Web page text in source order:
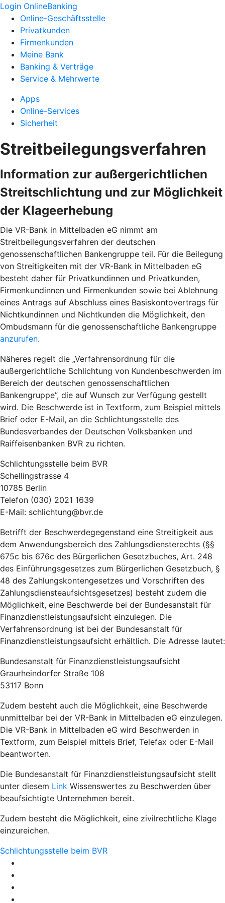
Login OnlineBanking
Online-Geschäftsstelle
Privatkunden
Firmenkunden
Meine Bank
Banking & Verträge
Service & Mehrwerte
Apps
Online-Services
Sicherheit
Streitbeilegungsverfahren
Information zur außergerichtlichen
Streitschlichtung und zur Möglichkeit
der Klageerhebung
Die VR-Bank in Mittelbaden eG nimmt am
Streitbeilegungsverfahren der deutschen
genossenschaftlichen Bankengruppe teil. Für die Beilegung
von Streitigkeiten mit der VR-Bank in Mittelbaden eG
besteht daher für Privatkundinnen und Privatkunden,
Firmenkundinnen und Firmenkunden sowie bei Ablehnung
eines Antrags auf Abschluss eines Basiskontovertrags für
Nichtkundinnen und Nichtkunden die Möglichkeit, den
Ombudsmann für die genossenschaftliche Bankengruppe
anzurufen.
Näheres regelt die „Verfahrensordnung für die
außergerichtliche Schlichtung von Kundenbeschwerden im
Bereich der deutschen genossenschaftlichen
Bankengruppe”, die auf Wunsch zur Verfügung gestellt
wird. Die Beschwerde ist in Textform, zum Beispiel mittels
Brief oder E-Mail, an die Schlichtungsstelle des
Bundesverbandes der Deutschen Volksbanken und
Raiffeisenbanken BVR zu richten.
Schlichtungsstelle beim BVR
Schellingstrasse 4
10785 Berlin
Telefon (030) 2021 1639
E-Mail: schlichtung@bvr.de
Betrifft der Beschwerdegegenstand eine Streitigkeit aus
dem Anwendungsbereich des Zahlungsdiensterechts (§§
675c bis 676c des Bürgerlichen Gesetzbuches, Art. 248
des Einführungsgesetzes zum Bürgerlichen Gesetzbuch, §
48 des Zahlungskontengesetzes und Vorschriften des
Zahlungsdiensteaufsichtsgesetzes) besteht zudem die
Möglichkeit, eine Beschwerde bei der Bundesanstalt für
Finanzdienstleistungsaufsicht einzulegen. Die
Verfahrensordnung ist bei der Bundesanstalt für
Finanzdienstleistungsaufsicht erhältlich. Die Adresse lautet:
Bundesanstalt für Finanzdienstleistungsaufsicht
Graurheindorfer Straße 108
53117 Bonn
Zudem besteht auch die Möglichkeit, eine Beschwerde
unmittelbar bei der VR-Bank in Mittelbaden eG einzulegen.
Die VR-Bank in Mittelbaden eG wird Beschwerden in
Textform, zum Beispiel mittels Brief, Telefax oder E-Mail
beantworten.
Die Bundesanstalt für Finanzdienstleistungsaufsicht stellt
unter diesem Link Wissenswertes zu Beschwerden über
beaufsichtigte Unternehmen bereit.
Zudem besteht die Möglichkeit, eine zivilrechtliche Klage
einzureichen.
Schlichtungsstelle beim BVR